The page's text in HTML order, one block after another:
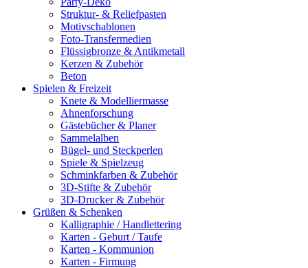
Struktur- & Reliefpasten
Motivschablonen
Foto-Transfermedien
Flüssigbronze & Antikmetall
Kerzen & Zubehör
Beton
Spielen & Freizeit
Knete & Modelliermasse
Ahnenforschung
Gästebücher & Planer
Sammelalben
Bügel- und Steckperlen
Spiele & Spielzeug
Schminkfarben & Zubehör
3D-Stifte & Zubehör
3D-Drucker & Zubehör
Grüßen & Schenken
Kalligraphie / Handlettering
Karten - Geburt / Taufe
Karten - Kommunion
Karten - Firmung